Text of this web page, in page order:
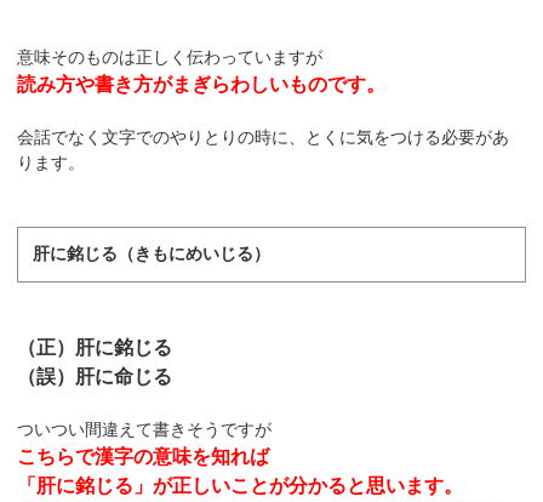
意味そのものは正しく伝わっていますが
読み方や書き方がまぎらわしいものです。
会話でなく文字でのやりとりの時に、とくに気をつける必要があ
ります。
肝に銘じる（きもにめいじる）
（正）肝に銘じる
（誤）肝に命じる
ついつい間違えて書きそうですが
こちらで漢字の意味を知れば
「肝に銘じる」が正しいことが分かると思います。